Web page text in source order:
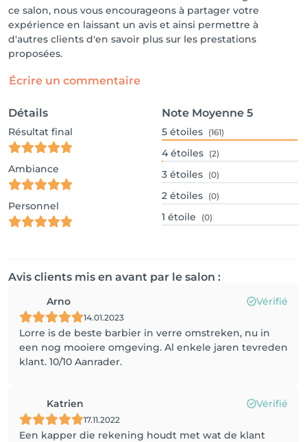
ce salon, nous vous encourageons à partager votre
expérience en laissant un avis et ainsi permettre à
d'autres clients d'en savoir plus sur les prestations
proposées.
Écrire un commentaire
Détails
Résultat final
Ambiance
Personnel
Note Moyenne 5
5 étoiles (161)
4 étoiles (2)
3 étoiles (0)
2 étoiles (0)
1 étoile (0)
Avis clients mis en avant par le salon :
Arno Vérifié
14.01.2023
Lorre is de beste barbier in verre omstreken, nu in
een nog mooiere omgeving. Al enkele jaren tevreden
klant. 10/10 Aanrader.
Katrien Vérifié
17.11.2022
Een kapper die rekening houdt met wat de klant